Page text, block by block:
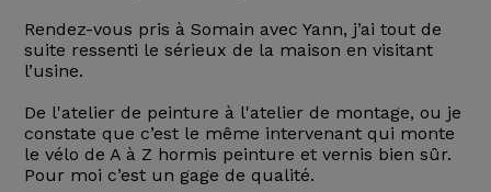
Rendez-vous pris à Somain avec Yann, j’ai tout de
suite ressenti le sérieux de la maison en visitant
l’usine.
De l'atelier de peinture à l'atelier de montage, ou je
constate que c’est le même intervenant qui monte
le vélo de A à Z hormis peinture et vernis bien sûr.
Pour moi c’est un gage de qualité.